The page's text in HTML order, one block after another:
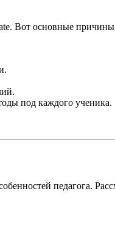
Вот основные
под каждого ученика.
педагога.